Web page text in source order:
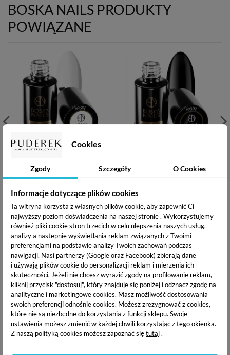
Cookies
Zgody Szczegóły O Cookies
Informacje dotyczące plików cookies
Ta witryna korzysta z własnych plików cookie, aby zapewnić Ci
najwyższy poziom doświadczenia na naszej stronie . Wykorzystujemy
również pliki cookie stron trzecich w celu ulepszenia naszych usług,
analizy a nastepnie wyświetlania reklam związanych z Twoimi
preferencjami na podstawie analizy Twoich zachowań podczas
nawigacji. Nasi partnerzy (Google oraz Facebook) zbierają dane
i używają plików cookie do personalizacji reklam i mierzenia ich
skuteczności. Jeżeli nie chcesz wyrazić zgody na profilowanie reklam,
kliknij przycisk "dostosuj", który znajduje się poniżej i odznacz zgodę na
analityczne i marketingowe cookies. Masz możliwość dostosowania
swoich preferencji odnośnie cookies. Możesz zrezygnować z cookies,
które nie są niezbędne do korzystania z funkcji sklepu. Swoje
ustawienia możesz zmienić w każdej chwili korzystając z tego okienka.
Z naszą polityką cookies możesz zapoznać siętutaj.
BOSKA NAILS PRODUKTY
POWIĄZANE
hybrydowy 301 White
Angel 6 ml
hybrydowy 302 Black Hell
6 ml
OPIS PRODUKTU
DOSTAWA I PŁATNOŚĆ
Boska Nails Lakier hybrydowypozwoli na stworzenie
cudownych stylizacji. Duża paleta kolorów dogodzi nawet
najbardziej wymagającej klientce. Formuła lakieru idealnie
kryje już od 1 warstwy. Specjalnie frezowany pędzelek
znacznie skraca czas pracy. Zamknięty w eleganckiej czarnej
buteleczce, która stanie się ozdobą twojego salonu.